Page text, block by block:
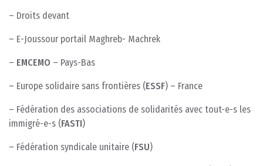
– Droits devant
– E-Joussour portail Maghreb- Machrek
– EMCEMO – Pays-Bas
– Europe solidaire sans frontières (ESSF) – France
– Fédération des associations de solidarités avec tout-e-s les
immigré-e-s (FASTI)
– Fédération syndicale unitaire (FSU)